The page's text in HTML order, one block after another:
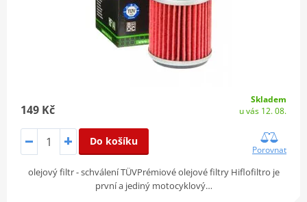
149 Kč
Skladem
u vás 12. 08.
Do košíku
Porovnat
olejový filtr - schválení TÜVPrémiové olejové filtry Hiflofiltro je
první a jediný motocyklový…